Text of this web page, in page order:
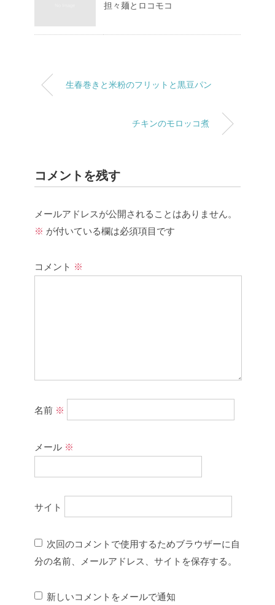
担々麺とロコモコ
生春巻きと米粉のフリットと黒豆パン
チキンのモロッコ煮
コメントを残す
メールアドレスが公開されることはありません。
※ が付いている欄は必須項目です
コメント ※
名前 ※
メール ※
サイト
次回のコメントで使用するためブラウザーに自
分の名前、メールアドレス、サイトを保存する。
新しいコメントをメールで通知